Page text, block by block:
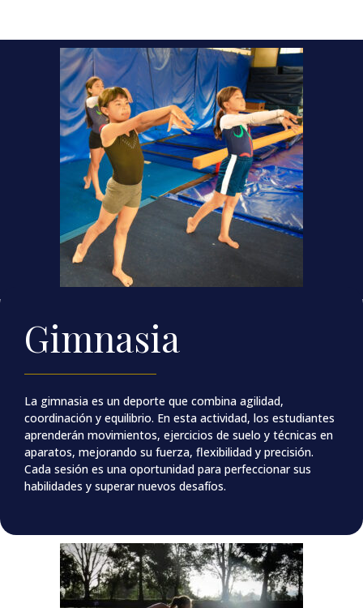
Gimnasia
La gimnasia es un deporte que combina agilidad,
coordinación y equilibrio. En esta actividad, los estudiantes
aprenderán movimientos, ejercicios de suelo y técnicas en
aparatos, mejorando su fuerza, flexibilidad y precisión.
Cada sesión es una oportunidad para perfeccionar sus
habilidades y superar nuevos desafíos.